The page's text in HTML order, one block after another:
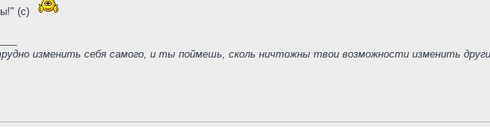
(с)
изменить себя самого, и ты поймешь, сколь ничтожны твои возможности изменить